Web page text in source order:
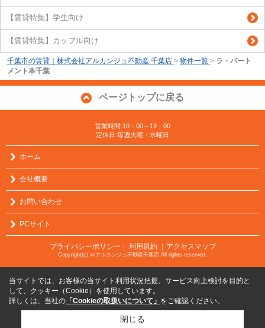
【賃貸特集】学生向け
【賃貸特集】カップル向け
千葉市の賃貸｜株式会社アルカンジュ不動産 千葉店 > 物件一覧 > ラ・パート
メント本千葉
ページトップに戻る
営業時間:10：00～19：00
定休日:毎週火曜・水曜日
ホーム
会社概要
お問い合わせ
PCサイト
プライバシーポリシー 利用規約 ｜アクセスマップ
Copyright(c) ㈱アルカンジュ不動産千葉店 All rights reserved.
当サイトでは、お客様の当サイト利用状況把握、サービス向上検討を目的と
して、クッキー（Cookie）を使用しています。
詳しくは、当社の 「Cookieの取扱いについて」 をご確認ください。
閉じる